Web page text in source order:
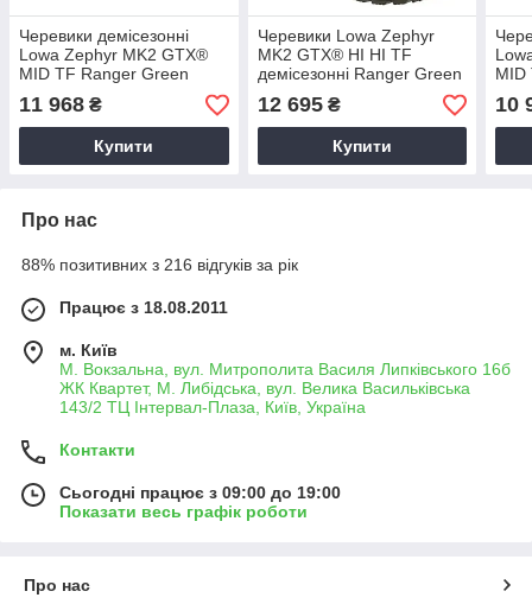
Черевики демісезонні
Lowa Zephyr MK2 GTX®
MID TF Ranger Green
11 968 ₴
Купити
Черевики Lowa Zephyr
MK2 GTX® HI HI TF
демісезонні Ranger Green
12 695₴
Купити
MID
10
Про нас
88% позитивних з 216 відгуків за рік
Працює з 18.08.2011
м. Київ
М. Вокзальна, вул. Митрополита Василя Липківського 16б
ЖК Квартет, М. Либідська, вул. Велика Васильківська
143/2 ТЦ Інтервал-Плаза, Київ, Україна
Контакти
Сьогодні працює з 09:00 до 19:00
Показати весь графік роботи
Про нас